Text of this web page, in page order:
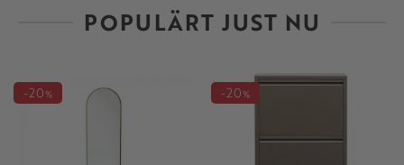
POPULÄRT JUST NU
20% 20%